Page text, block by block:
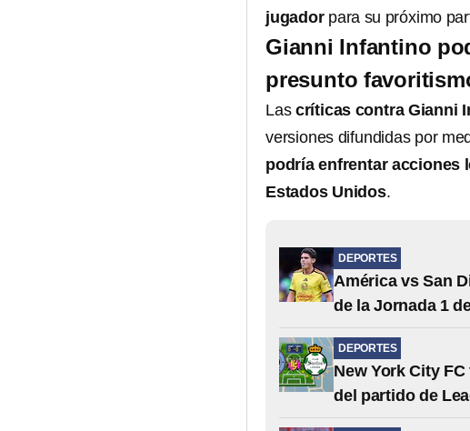
jugadorpara su próximo
Gianni Infantino
presunto
Las críticas contra Gianni
versiones difundidas por
podría enfrentar acciones
Estados Unidos.
DEPORTES
América vs San
de la Jornada 1
DEPORTES
New York City
del partido de